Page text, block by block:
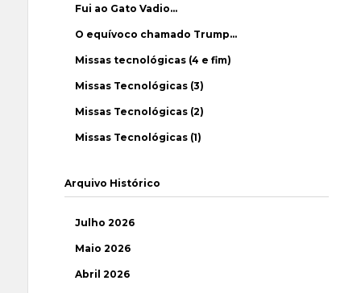
Fui ao Gato Vadio…
O equívoco chamado Trump…
Missas tecnológicas (4 e fim)
Missas Tecnológicas (3)
Missas Tecnológicas (2)
Missas Tecnológicas (1)
Arquivo Histórico
Julho 2026
Maio 2026
Abril 2026